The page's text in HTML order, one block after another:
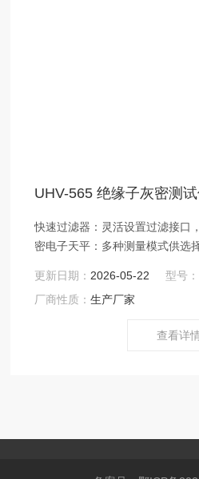
UHV-565 绝缘子灰密测
快速过滤器：灵活设置过滤接口
密电子天平：多种测量模式供选
气自动变换
更新日期： 2026-05-22
型号：
厂商性质：生产厂家
查看详